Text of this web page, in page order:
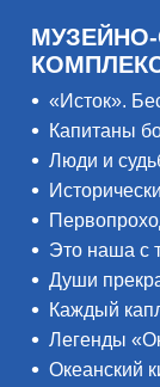
«Исток».
Капитаны
Люди и
Это наша с
Души
Каждый
Легенды
Океанский